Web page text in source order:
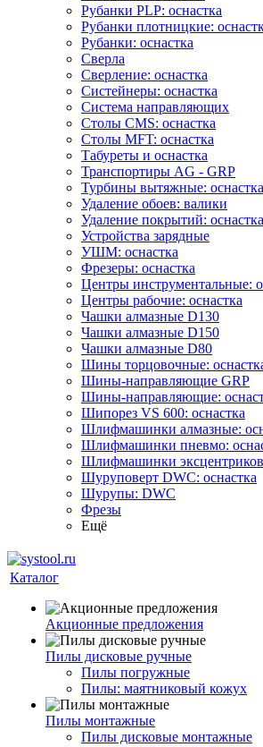
Рубанки PLP: оснастка
Рубанки плотницкие:
Рубанки: оснастка
Сверла
Сверление: оснастка
Систейнеры: оснастка
Система направляющих
Столы CMS: оснастка
Столы MFT: оснастка
Табуреты и оснастка
Транспортиры AG - GRP
Турбины вытяжные: оснастка
Удаление обоев: валики
Удаление покрытий: оснастка
Устройства зарядные
УШМ: оснастка
Фрезеры: оснастка
Центры инструментальные:
Центры рабочие: оснастка
Чашки алмазные D130
Чашки алмазные D150
Чашки алмазные D80
Шины торцовочные:
Шины-направляющие GRP
Шины-направляющие:
Шипорез VS 600: оснастка
Шлифмашинки алмазные:
Шлифмашинки пневмо:
Шлифмашинки
Шуруповерт DWC: оснастка
Шурупы: DWC
Фрезы
Ещё
Каталог
Акционные предложения
Пилы дисковые ручные
Пилы погружные
Пилы: маятниковый кожух
Пилы монтажные
Пилы дисковые монтажные